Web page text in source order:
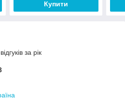
Купити
за рік